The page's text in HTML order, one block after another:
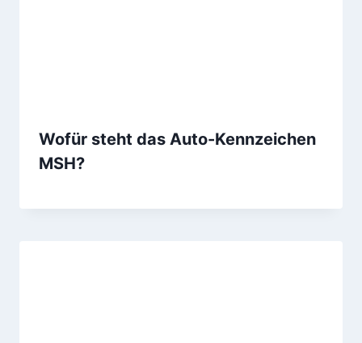
Wofür steht das Auto-Kennzeichen
MSH?